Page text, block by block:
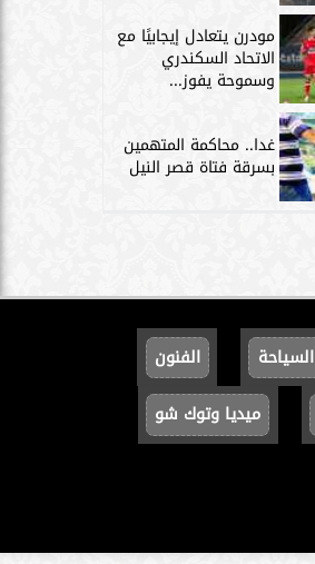
مودرن يتعادل إيجابيًا مع
الاتحاد السكندري
وسموحة يفوز...
غدا.. محاكمة المتهمين
بسرقة فتاة قصر النيل
السياحة
الفنون
ميديا وتوك شو